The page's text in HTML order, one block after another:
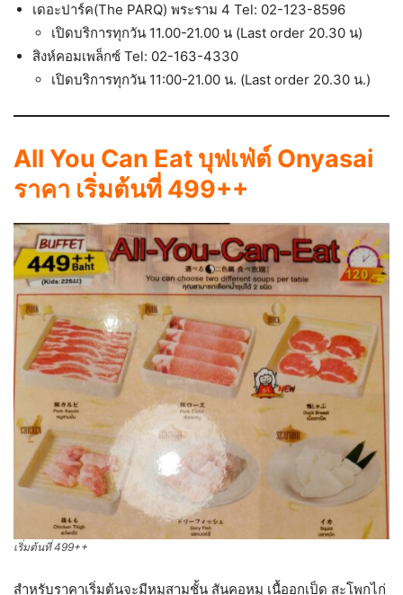
เดอะปาร์ค(The PARQ) พระราม 4 Tel: 02-123-8596
เปิดบริการทุกวัน 11.00-21.00 น (Last order 20.30 น)
สิงห์คอมเพล็กซ์ Tel: 02-163-4330
เปิดบริการทุกวัน 11:00-21.00 น. (Last order 20.30 น.)
All You Can Eat บุฟเฟ่ต์ Onyasai
ราคา เริ่มต้นที่ 499++
เริ่มต้นที่ 499++
สำหรับราคาเริ่มต้นจะมีหมูสามชั้น สันคอหมู เนื้ออกเป็ด สะโพกไก่